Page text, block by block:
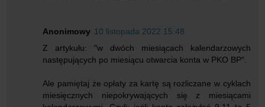
Anonimowy 10 listopada 2022 15:48
Z artykułu: "w dwóch miesiącach kalendarzowych
następujących po miesiącu otwarcia konta w PKO BP".
Ale pamiętaj że opłaty za kartę są rozliczane w cyklach
miesięcznych niepokrywających się z miesiącami